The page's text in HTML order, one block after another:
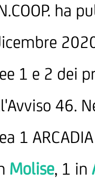
ha
1 e 2 dei
46.
1
Molise, 1 in